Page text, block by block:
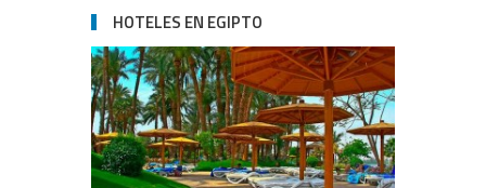
HOTELES EN EGIPTO